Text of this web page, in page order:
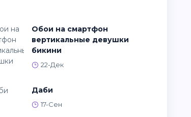
Обои на смартфон
вертикальные девушки
бикини
22-Дек
Даби
17-Сен